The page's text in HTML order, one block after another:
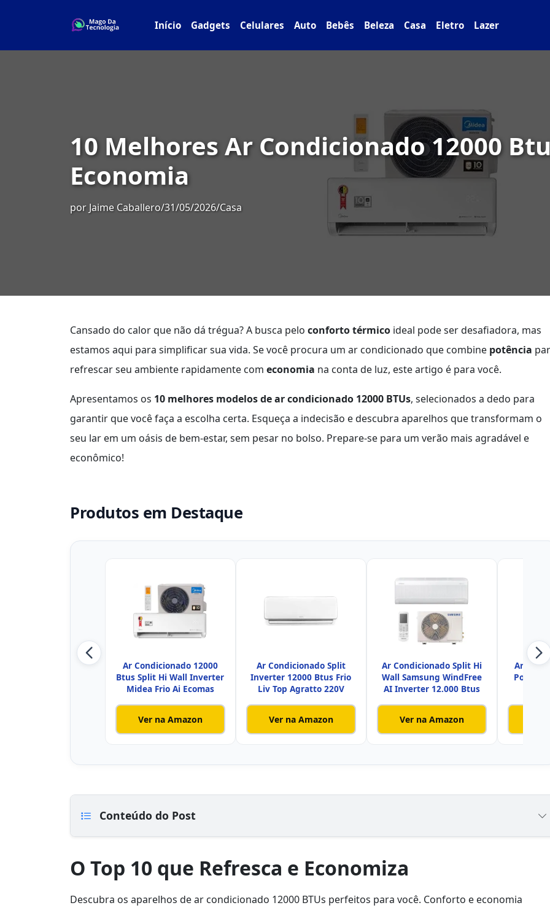
Início Gadgets Celulares Auto Bebês Beleza Casa Eletro Lazer
10 Melhores Ar Condicionado 12000
Economia
por Jaime Caballero/31/05/2026/Casa
Cansado do calor que não dá trégua? A busca pelo conforto térmico ideal pode ser desafiadora, mas
estamos aqui para simplificar sua vida. Se você procura um ar condicionado que combine potência
refrescar seu ambiente rapidamente com economia na conta de luz, este artigo é para você.
Apresentamos os 10 melhores modelos de ar condicionado 12000 BTUs, selecionados a dedo para
garantir que você faça a escolha certa. Esqueça a indecisão e descubra aparelhos que transformam o
seu lar em um oásis de bem-estar, sem pesar no bolso. Prepare-se para um verão mais agradável e
econômico!
Produtos em Destaque
Ar Condicionado 12000
Btus Split Hi Wall Inverter
Midea Frio Ai Ecomas
Ver na Amazon
Ar Condicionado Split
Inverter 12000 Btus Frio
Liv Top Agratto 220V
Ver na Amazon
Ar Condicionado Split Hi
Wall Samsung WindFree
AI Inverter 12.000 Btus
Ver na Amazon
Ar-
Portátil
Conteúdo do Post
O Top 10 que Refresca e Economiza
Descubra os aparelhos de ar condicionado 12000 BTUs perfeitos para você. Conforto e economia